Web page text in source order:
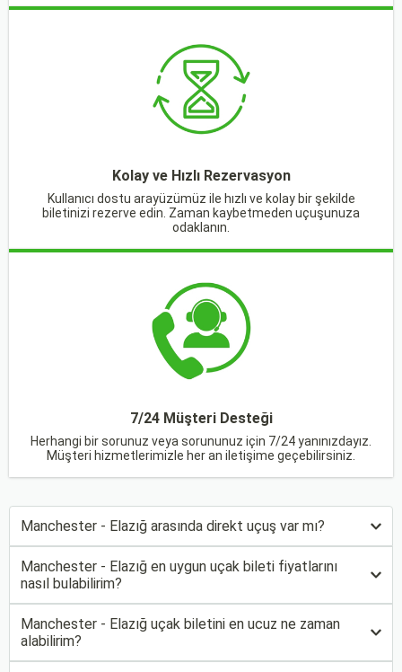
Kolay ve Hızlı Rezervasyon
Kullanıcı dostu arayüzümüz ile hızlı ve kolay bir şekilde
biletinizi rezerve edin. Zaman kaybetmeden uçuşunuza
odaklanın.
7/24 Müşteri Desteği
Herhangi bir sorunuz veya sorununuz için 7/24 yanınızdayız.
Müşteri hizmetlerimizle her an iletişime geçebilirsiniz.
Manchester - Elazığ arasında direkt uçuş var mı?
Manchester - Elazığ en uygun uçak bileti fiyatlarını
nasıl bulabilirim?
Manchester - Elazığ uçak biletini en ucuz ne zaman
alabilirim?